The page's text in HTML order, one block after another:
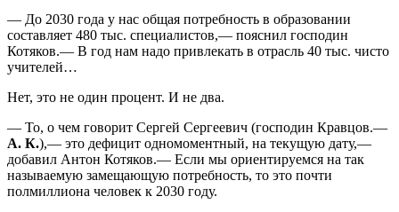
— До 2030 года у нас общая потребность в образовании
составляет 480 тыс. специалистов,— пояснил господин
Котяков.— В год нам надо привлекать в отрасль 40 тыс. чисто
учителей…
Нет, это не один процент. И не два.
— То, о чем говорит Сергей Сергеевич (господин Кравцов.—
А. К.),— это дефицит одномоментный, на текущую дату,—
добавил Антон Котяков.— Если мы ориентируемся на так
называемую замещающую потребность, то это почти
полмиллиона человек к 2030 году.